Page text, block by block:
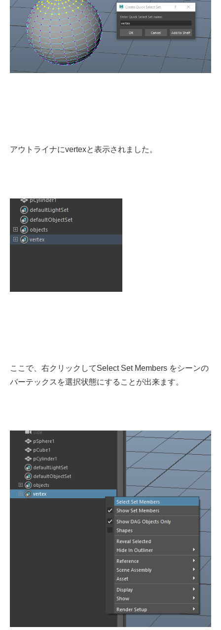
アウトライナにvertexと表示されました。
ここで、右クリックしてSelect Set Members をシーンの
バーテックスを選択状態にすることが出来ます。